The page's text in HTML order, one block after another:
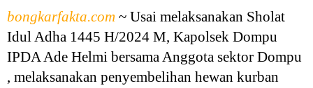
bongkarfakta.com ~ Usai melaksanakan Sholat
Idul Adha 1445 H/2024 M, Kapolsek Dompu
IPDA Ade Helmi bersama Anggota sektor Dompu
, melaksanakan penyembelihan hewan kurban